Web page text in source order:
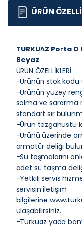
ÜRÜN
TURKUAZ Porta
Beyaz
ÜRÜN ÖZELLİKLERİ
-Ürünün stok kodu
-Ürünün yüzey
solma ve sararma
standart sır
-Ürün tezgahüstü
-Ürünü üzerinde
armatür deliği
-Su taşmalarını
adet su taşma
-Yetkili servis
servisin iletişim
bilgilerine
ulaşabilirsiniz.
-Turkuaz yada